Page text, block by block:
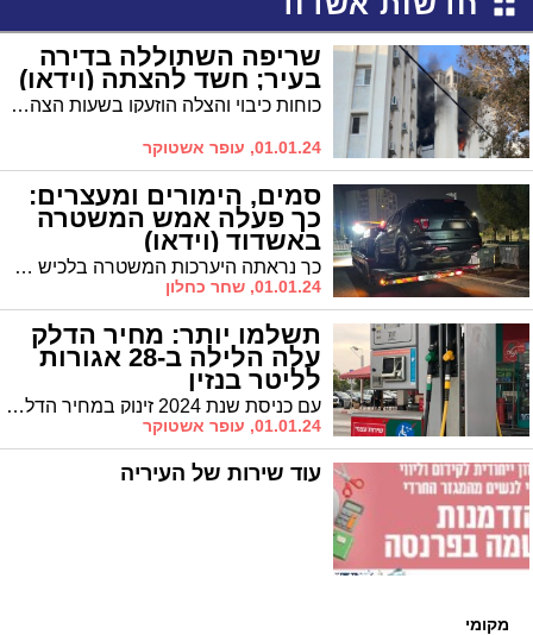
שריפה השתוללה בדירה
בעיר; חשד להצתה (וידאו)
כוחות כיבוי והצלה הוזעקו בשעות הצהריים לדירה ברח' המפרש שעלתה באש. הכוחות דיווחו על מספר מוקדי שריפה בדירה. חשד להצתה מכוונת
01.01.24, עופר אשטוקר
סמים, הימורים ומעצרים:
כך פעלה אמש המשטרה
באשדוד (וידאו)
כך נראתה היערכות המשטרה בלכיש בחגיגות השנה האזרחית החדשה - אכיפת נהיגה בשכרות, תחת השפעת סמים מהירות מופרזת, פשיטה על בתי הימורים ומעצרים בגין עבירות תקיפה תוך שימוש במברג, פטיש ותרסיס מדמיע
01.01.24, שחר כחלון
תשלמו יותר: מחיר הדלק
עלה הלילה ב-28 אגורות
לליטר בנזין
עם כניסת שנת 2024 זינוק במחיר הדלק ב-28 אגורות. ההנחה במס על הבלו לא חודשה בעקבות הגירעון התקציבי מה שמביא לעליה חדה במחיר הדלק
01.01.24, עופר אשטוקר
עוד שירות של העיריה
מקומי